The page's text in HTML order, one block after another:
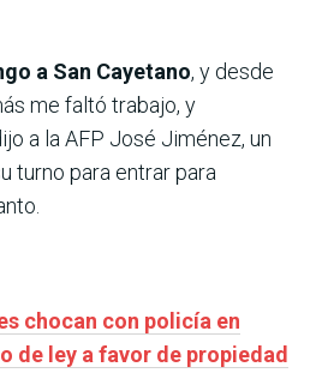
a San Cayetano, y desde
me faltó trabajo, y
a la AFP José Jiménez, un
turno para entrar para
chocan con policía en
de ley a favor de propiedad